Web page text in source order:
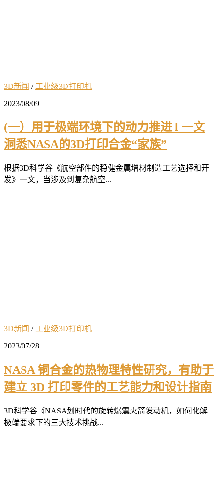
3D新闻 / 工业级3D打印机
2023/08/09
(一）用于极端环境下的动力推进 l 一文
洞悉NASA的3D打印合金“家族”
根据3D科学谷《航空部件的稳健金属增材制造工艺选择和开
发》一文，当涉及到复杂航空...
3D新闻 / 工业级3D打印机
2023/07/28
NASA 铜合金的热物理特性研究，有助于
建立 3D 打印零件的工艺能力和设计指南
3D科学谷《NASA划时代的旋转爆震火箭发动机，如何化解
极端要求下的三大技术挑战...